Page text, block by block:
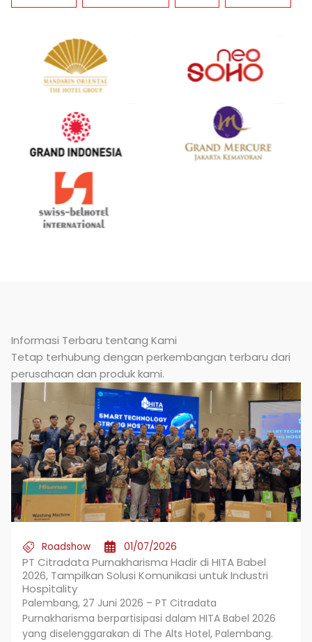
Informasi Terbaru tentang Kami
Tetap terhubung dengan perkembangan terbaru dari
perusahaan dan produk kami.
Roadshow 01/07/2026
PT Citradata Purnakharisma Hadir di HITA Babel
2026, Tampilkan Solusi Komunikasi untuk Industri
Hospitality
Palembang, 27 Juni 2026 – PT Citradata
Purnakharisma berpartisipasi dalam HITA Babel 2026
yang diselenggarakan di The Alts Hotel, Palembang.